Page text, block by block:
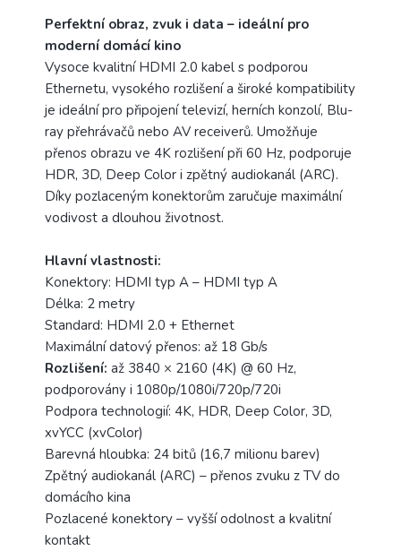
Perfektní obraz, zvuk i data – ideální pro
moderní domácí kino
Vysoce kvalitní HDMI 2.0 kabel s podporou
Ethernetu, vysokého rozlišení a široké kompatibility
je ideální pro připojení televizí, herních konzolí, Blu-
ray přehrávačů nebo AV receiverů. Umožňuje
přenos obrazu ve 4K rozlišení při 60 Hz, podporuje
HDR, 3D, Deep Color i zpětný audiokanál (ARC).
Díky pozlaceným konektorům zaručuje maximální
vodivost a dlouhou životnost.
Hlavní vlastnosti:
Konektory: HDMI typ A – HDMI typ A
Délka: 2 metry
Standard: HDMI 2.0 + Ethernet
Maximální datový přenos: až 18 Gb/s
Rozlišení: až 3840 × 2160 (4K) @ 60 Hz,
podporovány i 1080p/1080i/720p/720i
Podpora technologií: 4K, HDR, Deep Color, 3D,
xvYCC (xvColor)
Barevná hloubka: 24 bitů (16,7 milionu barev)
Zpětný audiokanál (ARC) – přenos zvuku z TV do
domácího kina
Pozlacené konektory – vyšší odolnost a kvalitní
kontakt